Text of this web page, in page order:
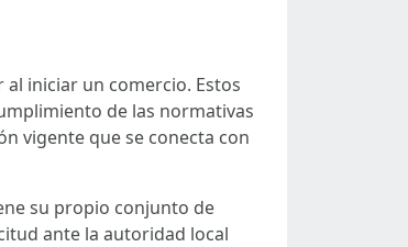
iniciar un comercio. Estos
de las normativas
vigente que se conecta con
su propio conjunto de
ante la autoridad local